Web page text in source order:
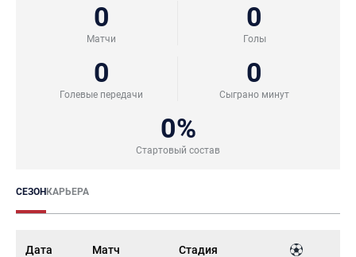
0
Матчи
0
Голы
0
Голевые передачи
0
Сыграно минут
0%
Стартовый состав
СЕЗОНКАРЬЕРА
Дата Матч Стадия